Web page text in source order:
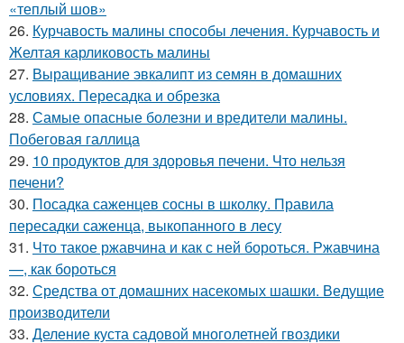
«теплый шов»
26. Курчавость малины способы лечения. Курчавость и
Желтая карликовость малины
27. Выращивание эвкалипт из семян в домашних
условиях. Пересадка и обрезка
28. Самые опасные болезни и вредители малины.
Побеговая галлица
29. 10 продуктов для здоровья печени. Что нельзя
печени?
30. Посадка саженцев сосны в школку. Правила
пересадки саженца, выкопанного в лесу
31. Что такое ржавчина и как с ней бороться. Ржавчина
—, как бороться
32. Средства от домашних насекомых шашки. Ведущие
производители
33. Деление куста садовой многолетней гвоздики